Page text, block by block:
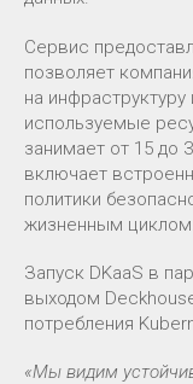
Сервис
позволяет
на
используемые
занимает от 15 до
включает
политики
жизненным циклом.
Запуск DKaaS в
выходом
потребления
«Мы видим